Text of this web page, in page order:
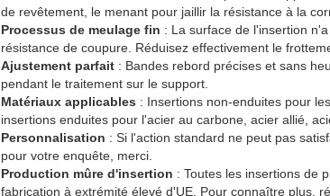
de revêtement, le menant pour jaillir la résistance à la
Processus de meulage fin : La surface de l'insertion
résistance de coupure. Réduisez effectivement le
Ajustement parfait : Bandes rebord précises et sans
pendant le traitement sur le support.
Matériaux applicables : Insertions non-enduites pour
insertions enduites pour l'acier au carbone, acier allié,
Personnalisation : Si l'action standard ne peut pas
pour votre enquête, merci.
Production mûre d'insertion : Toutes les insertions de
fabrication à extrémité élevé d'UE. Pour connaître plus,